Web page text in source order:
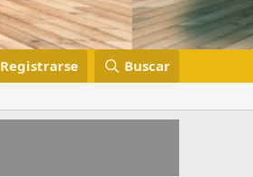
Registrarse Buscar